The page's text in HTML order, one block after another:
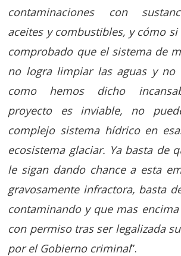
contaminaciones con
aceites y combustibles, y cómo
comprobado que el sistema de
no logra limpiar las aguas y no
como hemos dicho
proyecto es inviable, no
complejo sistema hídrico en
ecosistema glaciar. Ya basta de
le sigan dando chance a esta
gravosamente infractora, basta
contaminando y que mas
con permiso tras ser legalizada
por el Gobierno criminal”.